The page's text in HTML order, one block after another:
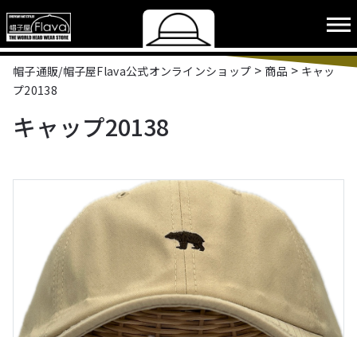
帽子通販/帽子屋Flava公式オンラインショップ > 商品 > キャッ
プ20138
キャップ20138